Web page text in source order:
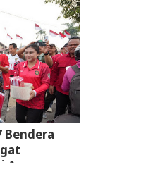
Bendera
Anggaran